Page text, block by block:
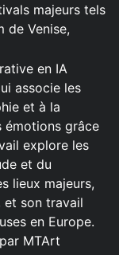
majeurs tels
de Venise,
en IA
associe les
et à la
émotions grâce
explore les
et du
lieux majeurs,
et son travail
en Europe.
MTArt